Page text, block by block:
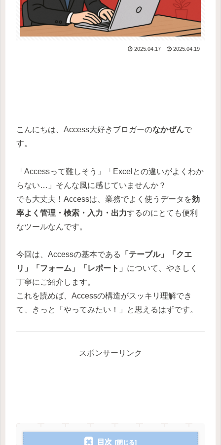
2025.04.17 2025.04.19
こんにちは、Access大好きブロガーのなかぜんで
す。
「Accessって難しそう」「Excelとの違いがよくわか
らない…」そんな風に感じていませんか？
でも大丈夫！Accessは、業務でよく使うデータを効
率よく管理・検索・入力・出力するのにとても便利
なツールなんです。
今回は、Accessの基本である
「テーブル」「クエ
リ」「フォーム」「レポート」 について、やさしく
丁寧にご紹介します。
これを読めば、Accessの構造がスッキリ理解でき
て、きっと「やってみたい！」と思えるはずです。
スポンサーリンク
目次